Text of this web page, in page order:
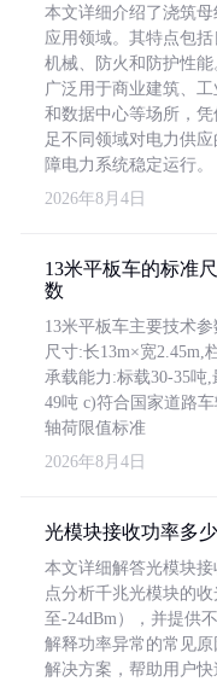
本文详细介绍了浇筑母
应用领域。其特点包括
机械、防火和防护性能
广泛用于商业建筑、
和数据中心等场所，
足不同领域对电力供
障电力系统稳定运行。
2026年8月4日
13米平板车的标准
数
13米平板车主要技术
尺寸:长13m×宽2.45m,
承载能力:标载30-35吨
49吨 c)符合国家道路
轴荷限值标准
2026年8月4日
光模块接收功率多
本文详细解答光模块
点分析千兆光模块的
至-24dBm），并提供
解释功率异常的常见
解决方案，帮助用户快